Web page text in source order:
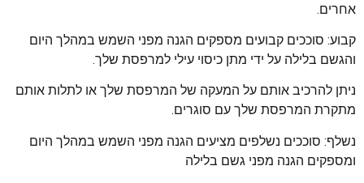
אחרים.
קבוע: סוככים קבועים מספקים הגנה מפני השמש במהלך היום
והגשם בלילה על ידי מתן כיסוי עילי למרפסת שלך.
ניתן להרכיב אותם על המעקה של המרפסת שלך או לתלות אותם
מתקרת המרפסת שלך עם סוגרים.
נשלף: סוככים נשלפים מציעים הגנה מפני השמש במהלך היום
ומספקים הגנה מפני גשם בלילה